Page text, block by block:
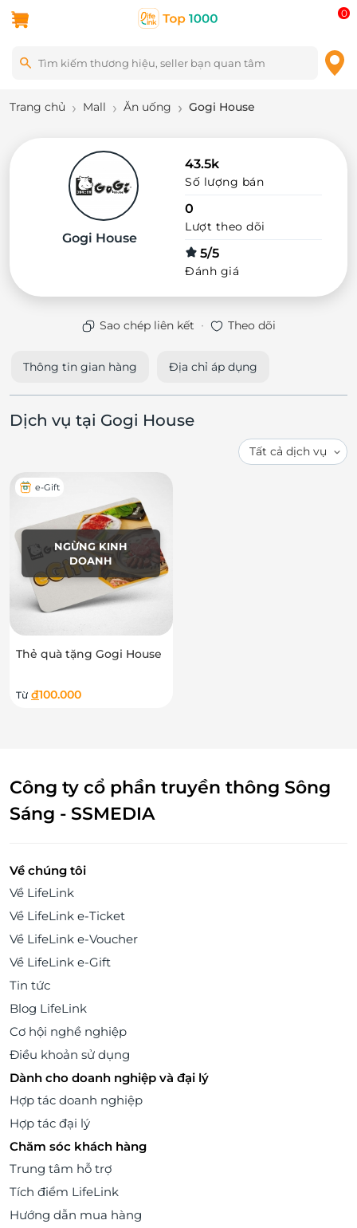
0
Trang chủ Mall Ăn uống Gogi House
Gogi House
43.5k
Số lượng bán
0
Lượt theo dõi
5/5
Đánh giá
Sao chép liên kết · Theo dõi
Thông tin gian hàng Địa chỉ áp dụng
Dịch vụ tại Gogi House
NGỪNG KINH
DOANH
e-Gift
Thẻ quà tặng Gogi House
Từ đ100.000
Công ty cổ phần truyền thông Sông
Sáng - SSMEDIA
Về chúng tôi
Về LifeLink
Về LifeLink e-Ticket
Về LifeLink e-Voucher
Về LifeLink e-Gift
Tin tức
Blog LifeLink
Cơ hội nghề nghiệp
Điều khoản sử dụng
Dành cho doanh nghiệp và đại lý
Hợp tác doanh nghiệp
Hợp tác đại lý
Chăm sóc khách hàng
Trung tâm hỗ trợ
Tích điểm LifeLink
Hướng dẫn mua hàng